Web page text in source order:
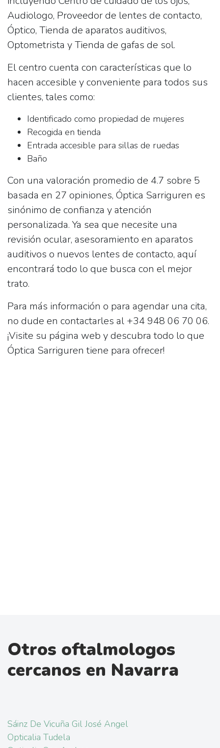
Audiologo, Proveedor de lentes de contacto,
Óptico, Tienda de aparatos auditivos,
Optometrista yTienda de gafas de sol.
El centro cuenta con características que lo
hacen accesible y conveniente para todos sus
clientes, tales como:
Identificado como propiedad de mujeres
Recogida en tienda
Entrada accesible para sillas de ruedas
Baño
Con una valoración promedio de 4.7 sobre 5
basada en 27 opiniones, Óptica Sarriguren es
sinónimo de confianza y atención
personalizada. Ya sea que necesite una
revisión ocular, asesoramiento en aparatos
auditivos o nuevos lentes de contacto, aquí
encontrará todo lo que busca con el mejor
trato.
Para más información o para agendar una cita,
no dude en contactarles al +34 948 06 70 06.
¡Visite su página web y descubra todo lo que
Óptica Sarriguren tiene para ofrecer!
Otros oftalmologos
cercanos en Navarra
Sáinz De Vicuña Gil José Angel
Opticalia Tudela